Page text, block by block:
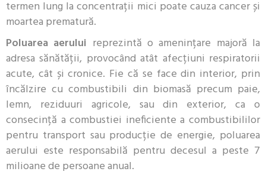
termen lung la concentrații mici poate cauza cancer și
moartea prematură.
Poluarea aerului reprezintă o amenințare majoră la
adresa sănătății, provocând atât afecțiuni respiratorii
acute, cât și cronice. Fie că se face din interior, prin
încălzire cu combustibili din biomasă precum paie,
lemn, reziduuri agricole, sau din exterior, ca o
consecință a combustiei ineficiente a combustibililor
pentru transport sau producție de energie, poluarea
aerului este responsabilă pentru decesul a peste 7
milioane de persoane anual.